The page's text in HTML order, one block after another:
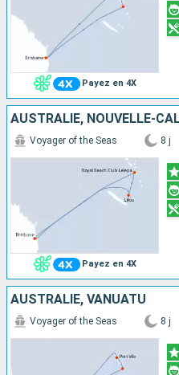
Payez en 4X
Payez en 4X
Voyager of the Seas 8 j
AUSTRALIE, VANUATU
Voyager of the Seas 8 j